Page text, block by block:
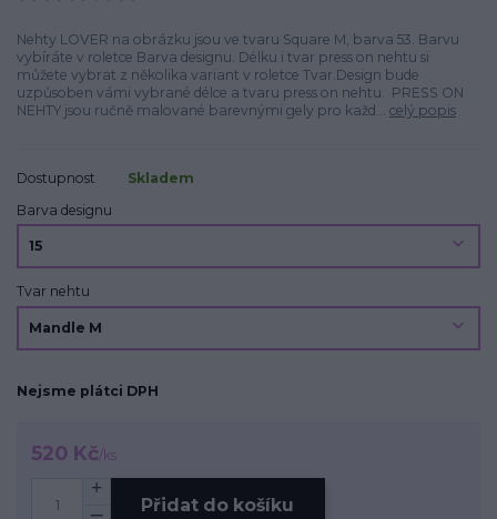
Nehty LOVER na obrázku jsou ve tvaru Square M, barva 53. Barvu
vybíráte v roletce Barva designu. Délku i tvar press on nehtu si
můžete vybrat z několika variant v roletce Tvar.Design bude
uzpůsoben vámi vybrané délce a tvaru press on nehtu. PRESS ON
NEHTY jsou ručně malované barevnými gely pro každ... celý popis
Dostupnost
Skladem
Barva designu
Tvar nehtu
Nejsme plátci DPH
520 Kč/ks
Přidat do košíku